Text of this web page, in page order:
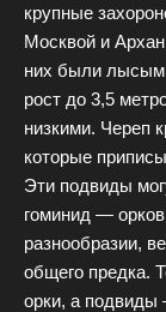
крупные
Москвой и
них были
рост до 3,5
низкими. Череп
которые
Эти подвиды
гоминид —
разнообразии,
общего предка.
орки, а подвиды